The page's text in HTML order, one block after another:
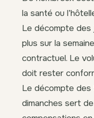
la santé ou
Le décompte des
plus sur la
contractuel. Le
doit rester
Le décompte
dimanches sert